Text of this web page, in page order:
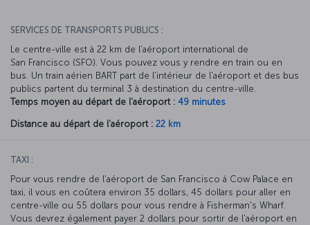
SERVICES DE TRANSPORTS PUBLICS :
Le centre-ville est à 22 km de l'aéroport international de
San Francisco (SFO). Vous pouvez vous y rendre en train ou en
bus. Un train aérien BART part de l'intérieur de l'aéroport et des bus
publics partent du terminal 3 à destination du centre-ville.
Temps moyen au départ de l'aéroport : 49 minutes
Distance au départ de l'aéroport : 22 km
TAXI :
Pour vous rendre de l'aéroport de San Francisco à Cow Palace en
taxi, il vous en coûtera environ 35 dollars, 45 dollars pour aller en
centre-ville ou 55 dollars pour vous rendre à Fisherman's Wharf.
Vous devrez également payer 2 dollars pour sortir de l'aéroport en